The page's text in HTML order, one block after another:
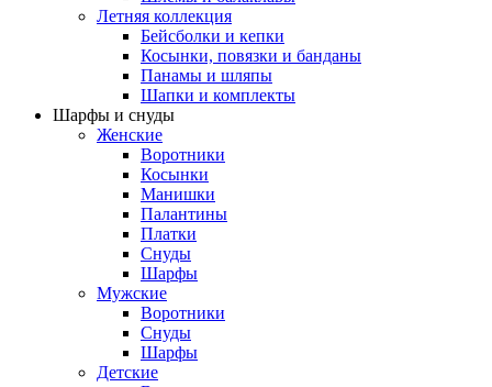
Летняя коллекция
Бейсболки и кепки
Косынки, повязки и банданы
Панамы и шляпы
Шапки и комплекты
Шарфы и снуды
Женские
Воротники
Косынки
Манишки
Палантины
Платки
Снуды
Шарфы
Мужские
Воротники
Снуды
Шарфы
Детские